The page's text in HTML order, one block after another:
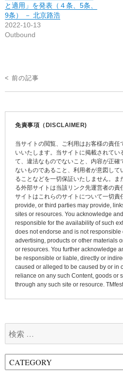
と適用」を発表（４条、5条、
9条） － 北京路浩
2022-10-13
Outbound
投
稿
< 前の記事
免責事項（DISCLAIMER)
当サイトの閲覧、ご利用はお客様の責
いいたします。当サイトに掲載されて
て、違法なものでないこと、内容が正確
ないものであること、利用者が意図して
ることなどを一切保証いたしません。
る外部サイトは当該リンク先運営者の責
サイトはこれらのサイトについて一切
provide, or third parties may provide,
sites or resources. You acknowledge
responsible for the availability of such
does not endorse and is not responsible
advertising, products or other materials
or resources. You further acknowledge
be responsible or liable, directly or
caused or alleged to be caused by or in
reliance on any such Content, goods or
through any such site or resource.
索: